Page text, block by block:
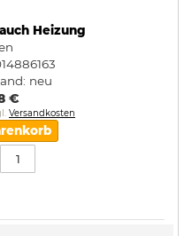
Heizung
neu
€
Versandkosten